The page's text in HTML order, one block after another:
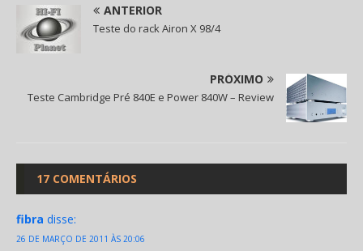
ANTERIOR
Teste do rack Airon X 98/4
PRÓXIMO
Teste Cambridge Pré 840E e Power 840W – Review
17 COMENTÁRIOS
fibra disse:
26 DE MARÇO DE 2011 ÀS 20:06